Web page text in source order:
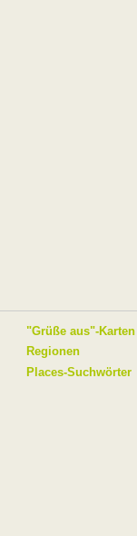
"Grüße aus"-Karten
Regionen
Places-Suchwörter